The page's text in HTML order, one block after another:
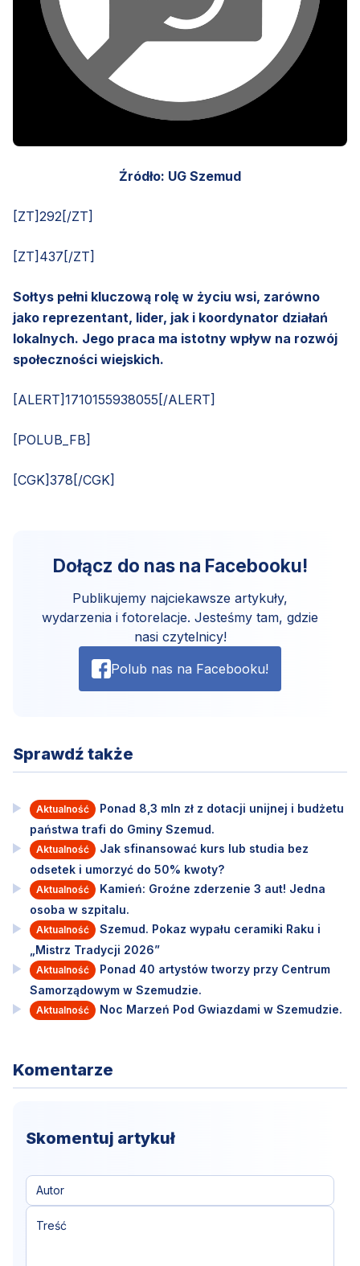
Źródło: UG Szemud
[ZT]292[/ZT]
[ZT]437[/ZT]
Sołtys pełni kluczową rolę w życiu wsi, zarówno
jako reprezentant, lider, jak i koordynator działań
lokalnych. Jego praca ma istotny wpływ na rozwój
społeczności wiejskich.
[ALERT]1710155938055[/ALERT]
[POLUB_FB]
[CGK]378[/CGK]
Dołącz do nas na Facebooku!
Publikujemy najciekawsze artykuły,
wydarzenia i fotorelacje. Jesteśmy tam, gdzie
nasi czytelnicy!
Polub nas na Facebooku!
Sprawdź także
Aktualność
Ponad 8,3 mln zł z dotacji unijnej i budżetu
państwa trafi do Gminy Szemud.
Aktualność
Jak sfinansować kurs lub studia bez
odsetek i umorzyć do 50% kwoty?
Aktualność
Kamień: Groźne zderzenie 3 aut! Jedna
osoba w szpitalu.
Aktualność
Szemud. Pokaz wypału ceramiki Raku i
„Mistrz Tradycji 2026”
Aktualność
Ponad 40 artystów tworzy przy Centrum
Samorządowym w Szemudzie.
Aktualność Noc Marzeń Pod Gwiazdami w Szemudzie.
Komentarze
Skomentuj artykuł